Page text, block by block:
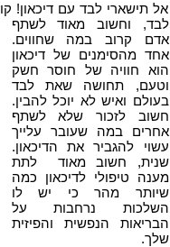
אל תישארי לבד עם דיכאון!
לבד, וחשוב מאוד לשתף
אדם קרוב במה שחווים.
אחד מהסימנים של דיכאון
הוא חוויה של חוסר חשק
וטעם, תחושה שאת לבד
בעולם ואיש לא יוכל להבין.
חשוב לזכור שלא לשתף
אחרים במה שעובר עלייך
עשוי להגביר את הדיכאון.
שנית, חשוב מאוד לתת
מענה טיפולי לדיכאון כמה
שיותר מהר כי יש לו
השלכות נרחבות על
הבריאות הנפשית והפיזית
שלך.